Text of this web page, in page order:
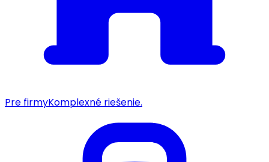
Pre firmyKomplexné riešenie.